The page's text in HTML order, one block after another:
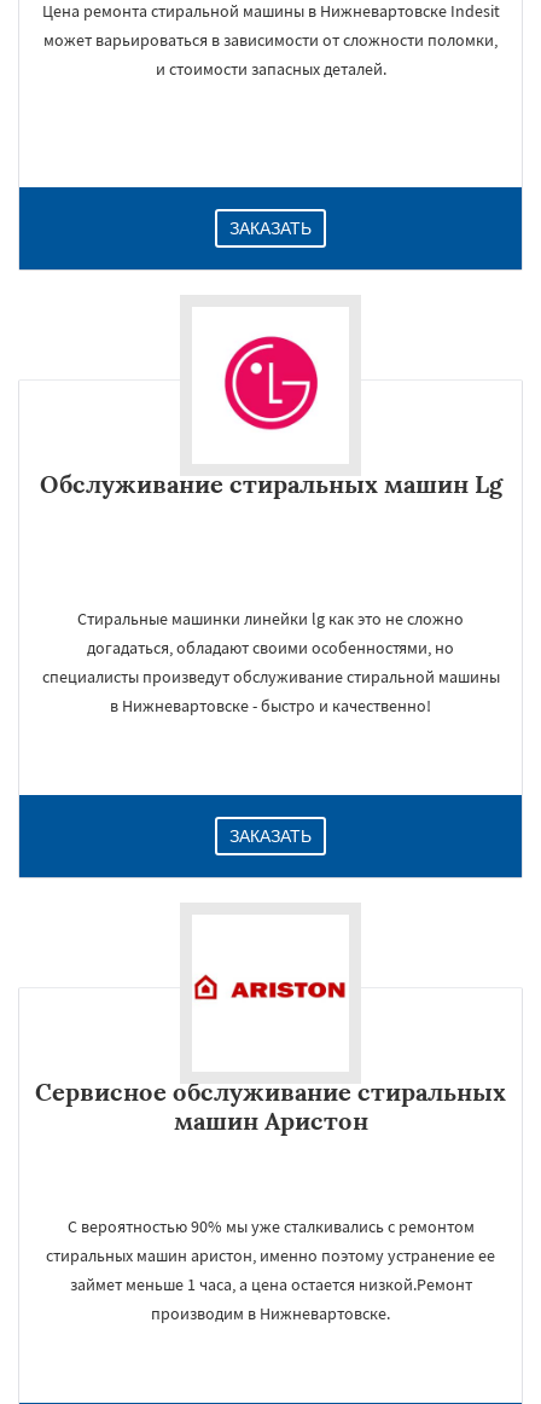
Цена ремонта стиральной машины в Нижневартовске Indesit
может варьироваться в зависимости от сложности поломки,
и стоимости запасных деталей.
ЗАКАЗАТЬ
Обслуживание стиральных машин Lg
Стиральные машинки линейки lg как это не сложно
догадаться, обладают своими особенностями, но
специалисты произведут обслуживание стиральной машины
в Нижневартовске - быстро и качественно!
ЗАКАЗАТЬ
Сервисное обслуживание стиральных
машин Аристон
С вероятностью 90% мы уже сталкивались с ремонтом
стиральных машин аристон, именно поэтому устранение ее
займет меньше 1 часа, а цена остается низкой.Ремонт
производим в Нижневартовске.